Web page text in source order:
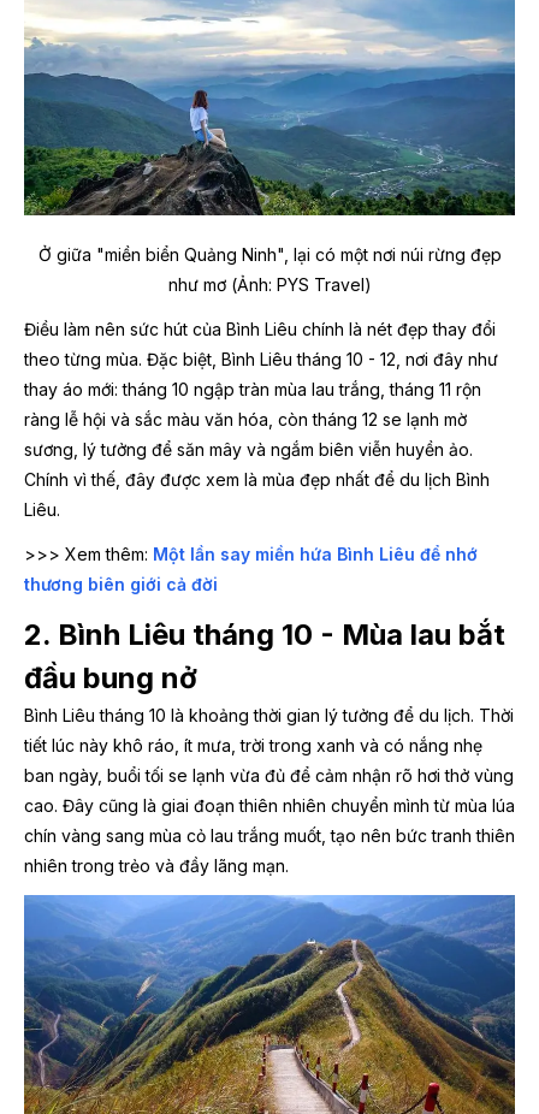
Ở giữa "miền biển Quảng Ninh", lại có một nơi núi rừng đẹp
như mơ (Ảnh: PYS Travel)
Điều làm nên sức hút của Bình Liêu chính là nét đẹp thay đổi
theo từng mùa. Đặc biệt, Bình Liêu tháng 10 - 12, nơi đây như
thay áo mới: tháng 10 ngập tràn mùa lau trắng, tháng 11 rộn
ràng lễ hội và sắc màu văn hóa, còn tháng 12 se lạnh mờ
sương, lý tưởng để săn mây và ngắm biên viễn huyền ảo.
Chính vì thế, đây được xem là mùa đẹp nhất để du lịch Bình
Liêu.
>>> Xem thêm: Một lần say miền hứa Bình Liêu để nhớ
thương biên giới cả đời
2. Bình Liêu tháng 10 - Mùa lau bắt
đầu bung nở
Bình Liêu tháng 10 là khoảng thời gian lý tưởng để du lịch. Thời
tiết lúc này khô ráo, ít mưa, trời trong xanh và có nắng nhẹ
ban ngày, buổi tối se lạnh vừa đủ để cảm nhận rõ hơi thở vùng
cao. Đây cũng là giai đoạn thiên nhiên chuyển mình từ mùa lúa
chín vàng sang mùa cỏ lau trắng muốt, tạo nên bức tranh thiên
nhiên trong trẻo và đầy lãng mạn.